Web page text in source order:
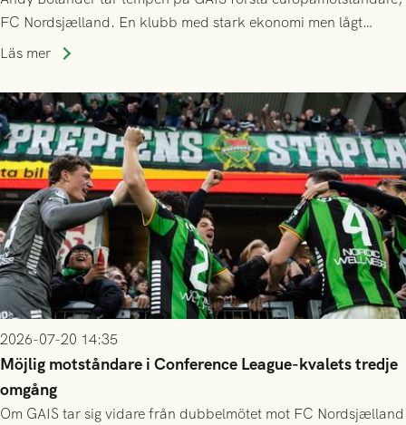
FC Nordsjælland. En klubb med stark ekonomi men lågt
publiksnitt, ett lag med både kollektiv styrka och individuell
Läs mer
2026-07-20 14:35
Möjlig motståndare i Conference League-kvalets tredje
omgång
Om GAIS tar sig vidare från dubbelmötet mot FC Nordsjælland